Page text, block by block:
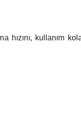
kullanım